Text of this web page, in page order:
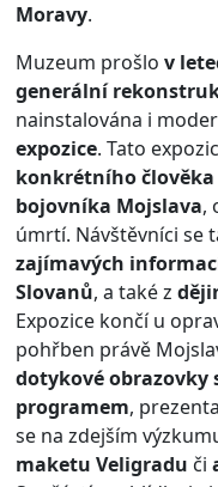
Moravy.
Muzeum prošlo v
generální
nainstalována i
expozice. Tato
konkrétního člověka
bojovníka Mojslava,
úmrtí. Návštěvníci se
zajímavých
Slovanů, a také z
Expozice končí u
pohřben právě
dotykové obrazovky
programem,
se na zdejším
maketu Veligradu či